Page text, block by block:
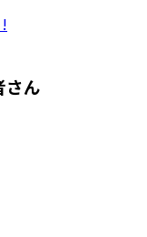
さん